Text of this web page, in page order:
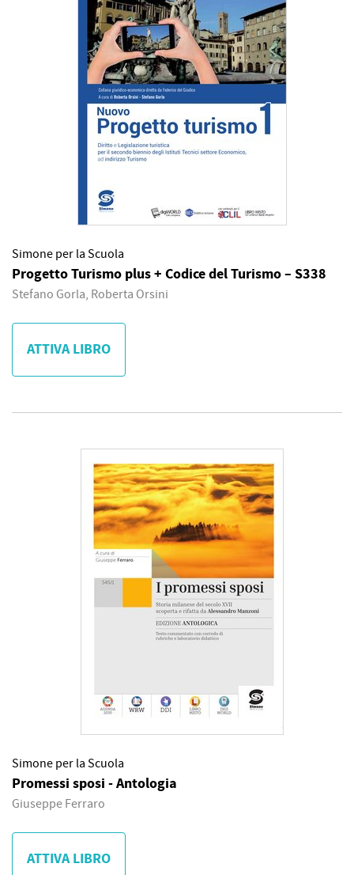
Simone per la Scuola
Progetto Turismo plus + Codice del Turismo – S338
Stefano Gorla, Roberta Orsini
ATTIVA LIBRO
Simone per la Scuola
Promessi sposi - Antologia
Giuseppe Ferraro
ATTIVA LIBRO